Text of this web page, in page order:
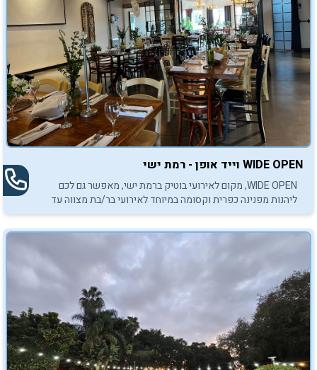
WIDE OPEN וייד אופן - רמת ישי
WIDE OPEN, מקום לאירועי בוטיק ברמת ישי, מאפשר גם לכם
ליהנות מפנינה כפרית וקסומה במיוחד לאירועי בר/בת מצווה עד
150 חוגגות וחוגגים.